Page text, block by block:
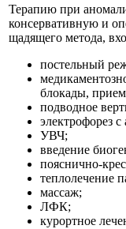
Терапию при
консервативную и
щадящего метода,
постельный
блокады,
подводное
электрофорез
УВЧ;
введение
пояснично-
теплолечение
массаж;
ЛФК;
курортное